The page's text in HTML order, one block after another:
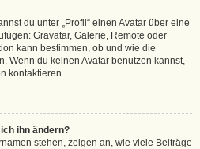
du unter „Profil“ einen Avatar über eine
Gravatar, Galerie, Remote oder
kann bestimmen, ob und wie die
Wenn du keinen Avatar benutzen kannst,
kontaktieren.
ihn ändern?
stehen, zeigen an, wie viele Beiträge